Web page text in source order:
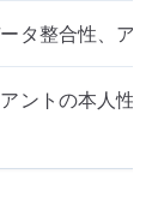
タ整合性、ア
ントの本人性